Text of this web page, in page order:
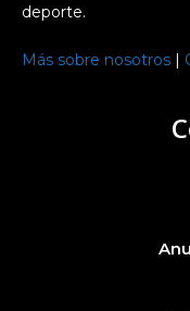
deporte.
Más sobre nosotros |